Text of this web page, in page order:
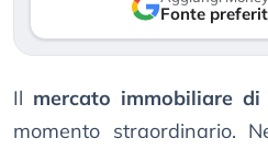
Fonte
Il mercato immobiliare di
momento straordinario.